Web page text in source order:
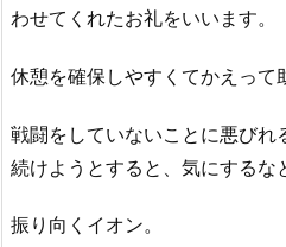
わせてくれたお礼をいいます。
休憩を確保しやすくてかえって
戦闘をしていないことに悪びれ
続けようとすると、気にするな
振り向くイオン。